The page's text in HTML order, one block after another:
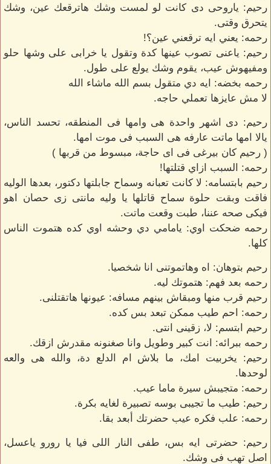
رحيم: ياروحى دى كانت لو لمست وشك هاترقعك عين، وشك
يتحرق وقتى.
رحمه: يعني ايه ترقعني عين؟!
رحيم: ياعنى تصوب عينها كدة وتقول يا خرابى على وشها حلو
ومفيهوش عيب، يقوم وشك يولع على طول.
رحمه بخضه: ايه دي متقول بسم الله ماشاء الله
لا مش عايزها تعملي حاجه.
رحيم: دى اشهر واحدة هى وامها فى المنطقه، تحسد الناس،
يالا امها ماتت عارفه هى السبب فى موت امها.
( رحيم كان بيرغى فى اى حاجة، مبسوط من قربها )
رحمه: السبب ازاي قتلتها!
رحيم بابتسامه: لا كانت تعبانه وسماح جابلتها دكتور، بعدها الوليه
فاقت وبقت حلوة سماح قاتلها يا وليه مانتى زى حصان اهو
فيكى صحه عننا، طبت وقعت ماتت.
رحمه ضحكت اوي: يامامي دي وحشه اوي كده هتموت الناس
كلها.
رحيم بتوهان: اه وهاتموتنى انا شخصيا.
رحمه بعد فهم: هتموتك ليه.
رحيم قرب منها ومبقاش بينهم مسافه: عيونها هاتقتلنى.
رحمه: احم طيب ممكن تبعد بس كده.
رحيم ابتسم: لا، زقينى انتى.
رحمه ببرائه: انت كبير وطويل وانا صغنونه مقدرش ازقك.
رحيم: يخربيت امك، ما بلاش ام الدلع دة، والله هى والعه
لوحدها.
رحمه: متجيبش سيرة ماما عيب.
رحيم: طيب ما تجيبى بوسه تصبيرة لغايه بكرة.
رحمه: علب فكره عيب حضرتك أبعد بقا.
رحيم: حضرتى ايه بس، طفى النار اللى فيا يا رورو ياعسل،
اصل تهب فى وشك.